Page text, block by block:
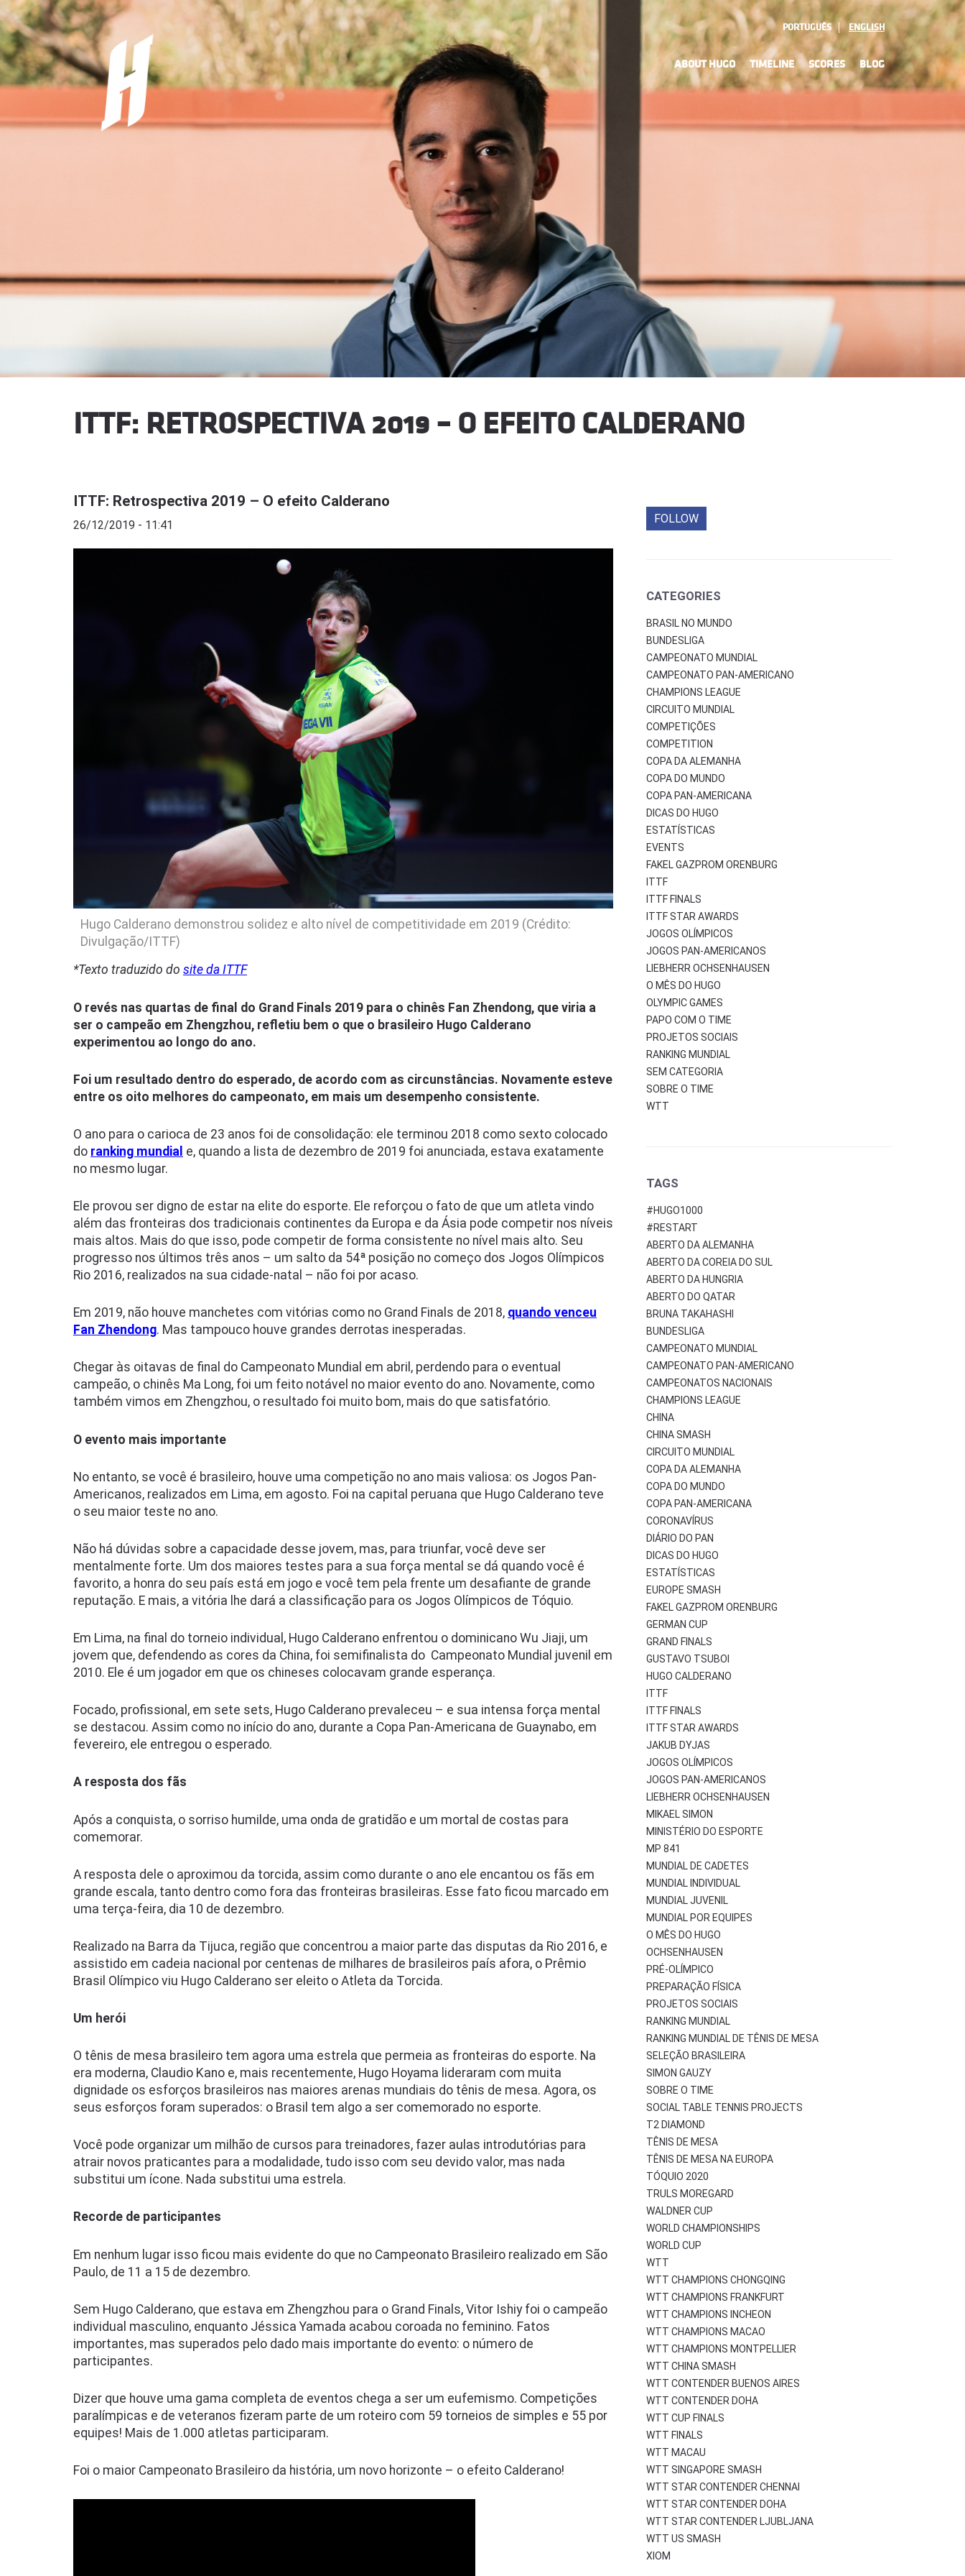
PORTUGUÊS ENGLISH
ABOUT HUGO TIMELINE SCORES BLOG
ITTF: RETROSPECTIVA 2019 – O EFEITO CALDERANO
ITTF: Retrospectiva 2019 – O efeito Calderano
26/12/2019 - 11:41
Hugo Calderano demonstrou solidez e alto nível de competitividade em 2019 (Crédito:
Divulgação/ITTF)
*Texto traduzido do site da ITTF
O revés nas quartas de final do Grand Finals 2019 para o chinês Fan Zhendong, que viria a
ser o campeão em Zhengzhou, refletiu bem o que o brasileiro Hugo Calderano
experimentou ao longo do ano.
Foi um resultado dentro do esperado, de acordo com as circunstâncias. Novamente esteve
entre os oito melhores do campeonato, em mais um desempenho consistente.
O ano para o carioca de 23 anos foi de consolidação: ele terminou 2018 como sexto colocado
do ranking mundial e, quando a lista de dezembro de 2019 foi anunciada, estava exatamente
no mesmo lugar.
Ele provou ser digno de estar na elite do esporte. Ele reforçou o fato de que um atleta vindo
além das fronteiras dos tradicionais continentes da Europa e da Ásia pode competir nos níveis
mais altos. Mais do que isso, pode competir de forma consistente no nível mais alto. Seu
progresso nos últimos três anos – um salto da 54ª posição no começo dos Jogos Olímpicos
Rio 2016, realizados na sua cidade-natal – não foi por acaso.
Em 2019, não houve manchetes com vitórias como no Grand Finals de 2018, quando venceu
Fan Zhendong. Mas tampouco houve grandes derrotas inesperadas.
Chegar às oitavas de final do Campeonato Mundial em abril, perdendo para o eventual
campeão, o chinês Ma Long, foi um feito notável no maior evento do ano. Novamente, como
também vimos em Zhengzhou, o resultado foi muito bom, mais do que satisfatório.
O evento mais importante
No entanto, se você é brasileiro, houve uma competição no ano mais valiosa: os Jogos Pan-
Americanos, realizados em Lima, em agosto. Foi na capital peruana que Hugo Calderano teve
o seu maior teste no ano.
Não há dúvidas sobre a capacidade desse jovem, mas, para triunfar, você deve ser
mentalmente forte. Um dos maiores testes para a sua força mental se dá quando você é
favorito, a honra do seu país está em jogo e você tem pela frente um desafiante de grande
reputação. E mais, a vitória lhe dará a classificação para os Jogos Olímpicos de Tóquio.
Em Lima, na final do torneio individual, Hugo Calderano enfrentou o dominicano Wu Jiaji, um
jovem que, defendendo as cores da China, foi semifinalista do Campeonato Mundial juvenil em
2010. Ele é um jogador em que os chineses colocavam grande esperança.
Focado, profissional, em sete sets, Hugo Calderano prevaleceu – e sua intensa força mental
se destacou. Assim como no início do ano, durante a Copa Pan-Americana de Guaynabo, em
fevereiro, ele entregou o esperado.
A resposta dos fãs
Após a conquista, o sorriso humilde, uma onda de gratidão e um mortal de costas para
comemorar.
A resposta dele o aproximou da torcida, assim como durante o ano ele encantou os fãs em
grande escala, tanto dentro como fora das fronteiras brasileiras. Esse fato ficou marcado em
uma terça-feira, dia 10 de dezembro.
Realizado na Barra da Tijuca, região que concentrou a maior parte das disputas da Rio 2016, e
assistido em cadeia nacional por centenas de milhares de brasileiros país afora, o Prêmio
Brasil Olímpico viu Hugo Calderano ser eleito o Atleta da Torcida.
Um herói
O tênis de mesa brasileiro tem agora uma estrela que permeia as fronteiras do esporte. Na
era moderna, Claudio Kano e, mais recentemente, Hugo Hoyama lideraram com muita
dignidade os esforços brasileiros nas maiores arenas mundiais do tênis de mesa. Agora, os
seus esforços foram superados: o Brasil tem algo a ser comemorado no esporte.
Você pode organizar um milhão de cursos para treinadores, fazer aulas introdutórias para
atrair novos praticantes para a modalidade, tudo isso com seu devido valor, mas nada
substitui um ícone. Nada substitui uma estrela.
Recorde de participantes
Em nenhum lugar isso ficou mais evidente do que no Campeonato Brasileiro realizado em São
Paulo, de 11 a 15 de dezembro.
Sem Hugo Calderano, que estava em Zhengzhou para o Grand Finals, Vitor Ishiy foi o campeão
individual masculino, enquanto Jéssica Yamada acabou coroada no feminino. Fatos
importantes, mas superados pelo dado mais importante do evento: o número de
participantes.
Dizer que houve uma gama completa de eventos chega a ser um eufemismo. Competições
paralímpicas e de veteranos fizeram parte de um roteiro com 59 torneios de simples e 55 por
equipes! Mais de 1.000 atletas participaram.
Foi o maior Campeonato Brasileiro da história, um novo horizonte – o efeito Calderano!
FOLLOW
CATEGORIES
BRASIL NO MUNDO
BUNDESLIGA
CAMPEONATO MUNDIAL
CAMPEONATO PAN-AMERICANO
CHAMPIONS LEAGUE
CIRCUITO MUNDIAL
COMPETIÇÕES
COMPETITION
COPA DA ALEMANHA
COPA DO MUNDO
COPA PAN-AMERICANA
DICAS DO HUGO
ESTATÍSTICAS
EVENTS
FAKEL GAZPROM ORENBURG
ITTF
ITTF FINALS
ITTF STAR AWARDS
JOGOS OLÍMPICOS
JOGOS PAN-AMERICANOS
LIEBHERR OCHSENHAUSEN
O MÊS DO HUGO
OLYMPIC GAMES
PAPO COM O TIME
PROJETOS SOCIAIS
RANKING MUNDIAL
SEM CATEGORIA
SOBRE O TIME
WTT
TAGS
#HUGO1000
#RESTART
ABERTO DA ALEMANHA
ABERTO DA COREIA DO SUL
ABERTO DA HUNGRIA
ABERTO DO QATAR
BRUNA TAKAHASHI
BUNDESLIGA
CAMPEONATO MUNDIAL
CAMPEONATO PAN-AMERICANO
CAMPEONATOS NACIONAIS
CHAMPIONS LEAGUE
CHINA
CHINA SMASH
CIRCUITO MUNDIAL
COPA DA ALEMANHA
COPA DO MUNDO
COPA PAN-AMERICANA
CORONAVÍRUS
DIÁRIO DO PAN
DICAS DO HUGO
ESTATÍSTICAS
EUROPE SMASH
FAKEL GAZPROM ORENBURG
GERMAN CUP
GRAND FINALS
GUSTAVO TSUBOI
HUGO CALDERANO
ITTF
ITTF FINALS
ITTF STAR AWARDS
JAKUB DYJAS
JOGOS OLÍMPICOS
JOGOS PAN-AMERICANOS
LIEBHERR OCHSENHAUSEN
MIKAEL SIMON
MINISTÉRIO DO ESPORTE
MP 841
MUNDIAL DE CADETES
MUNDIAL INDIVIDUAL
MUNDIAL JUVENIL
MUNDIAL POR EQUIPES
O MÊS DO HUGO
OCHSENHAUSEN
PRÉ-OLÍMPICO
PREPARAÇÃO FÍSICA
PROJETOS SOCIAIS
RANKING MUNDIAL
RANKING MUNDIAL DE TÊNIS DE MESA
SELEÇÃO BRASILEIRA
SIMON GAUZY
SOBRE O TIME
SOCIAL TABLE TENNIS PROJECTS
T2 DIAMOND
TÊNIS DE MESA
TÊNIS DE MESA NA EUROPA
TÓQUIO 2020
TRULS MOREGARD
WALDNER CUP
WORLD CHAMPIONSHIPS
WORLD CUP
WTT
WTT CHAMPIONS CHONGQING
WTT CHAMPIONS FRANKFURT
WTT CHAMPIONS INCHEON
WTT CHAMPIONS MACAO
WTT CHAMPIONS MONTPELLIER
WTT CHINA SMASH
WTT CONTENDER BUENOS AIRES
WTT CONTENDER DOHA
WTT CUP FINALS
WTT FINALS
WTT MACAU
WTT SINGAPORE SMASH
WTT STAR CONTENDER CHENNAI
WTT STAR CONTENDER DOHA
WTT STAR CONTENDER LJUBLJANA
WTT US SMASH
XIOM